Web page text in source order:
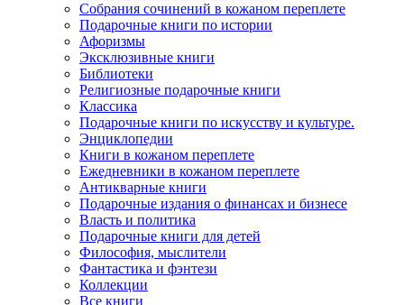
Собрания сочинений в кожаном переплете
Подарочные книги по истории
Афоризмы
Эксклюзивные книги
Библиотеки
Религиозные подарочные книги
Классика
Подарочные книги по искусству и культуре.
Энциклопедии
Книги в кожаном переплете
Ежедневники в кожаном переплете
Антикварные книги
Подарочные издания о финансах и бизнесе
Власть и политика
Подарочные книги для детей
Философия, мыслители
Фантастика и фэнтези
Коллекции
Все книги